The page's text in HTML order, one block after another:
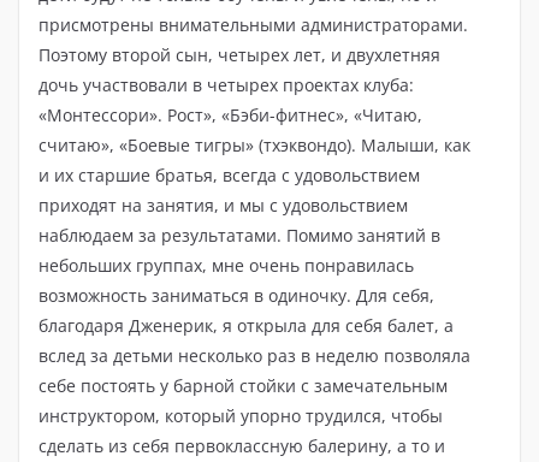
присмотрены внимательными администраторами.
Поэтому второй сын, четырех лет, и двухлетняя
дочь участвовали в четырех проектах клуба:
«Монтессори». Рост», «Бэби-фитнес», «Читаю,
считаю», «Боевые тигры» (тхэквондо). Малыши, как
и их старшие братья, всегда с удовольствием
приходят на занятия, и мы с удовольствием
наблюдаем за результатами. Помимо занятий в
небольших группах, мне очень понравилась
возможность заниматься в одиночку. Для себя,
благодаря Дженерик, я открыла для себя балет, а
вслед за детьми несколько раз в неделю позволяла
себе постоять у барной стойки с замечательным
инструктором, который упорно трудился, чтобы
сделать из себя первоклассную балерину, а то и